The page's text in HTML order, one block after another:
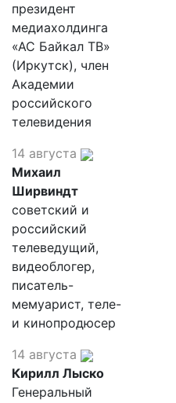
президент
медиахолдинга
«АС Байкал ТВ»
(Иркутск), член
Академии
российского
телевидения
14 августа
Михаил
Ширвиндт
советский и
российский
телеведущий,
видеоблогер,
писатель-
мемуарист, теле-
и кинопродюсер
14 августа
Кирилл Лыско
Генеральный